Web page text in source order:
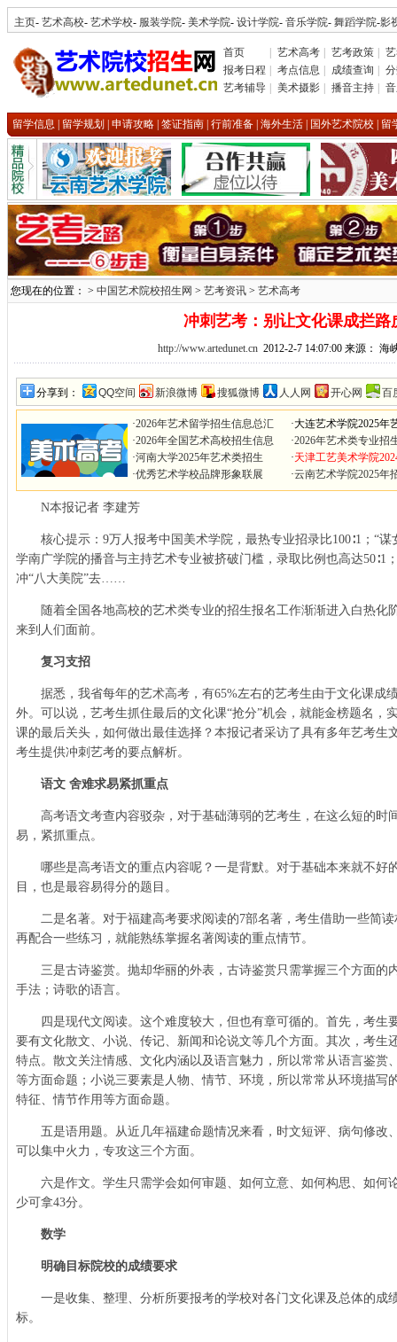
主页- 艺术高校- 艺术学校- 服装学院- 美术学院- 设计学院- 音乐学院- 舞蹈学院-影
首页 艺术高考 艺考政策
报考日程
考点信息 成绩查询
艺考辅导
美术摄影 播音主持
留学信息 留学规划 申请攻略 签证指南 行前准备 海外生活 国外艺术院校 留
您现在的位置： > 中国艺术院校招生网 > 艺考资讯 > 艺术高考
冲刺艺考：别让文化课成拦路
http://www.artedunet.cn 2012-2-7 14:07:00 来源： 海
分享到： QQ空间 新浪微博 搜狐微博 人人网 开心网 百
·2026年艺术留学招生信息总汇
·2026年全国艺术高校招生信息
·河南大学2025年艺术类招生
·优秀艺术学校品牌形象联展
·大连艺术学院2025年
·2026年艺术类专业招
·天津工艺美术学院
·云南艺术学院2025年
N本报记者 李建芳
核心提示：9万人报考中国美术学院，最热专业招录比100∶1；“谋
学南广学院的播音与主持艺术专业被挤破门槛，录取比例也高达50∶1
冲“八大美院”去……
随着全国各地高校的艺术类专业的招生报名工作渐渐进入白热化
来到人们面前。
复习支招
据悉，我省每年的艺术高考，有65%左右的艺考生由于文化课成
外。可以说，艺考生抓住最后的文化课“抢分”机会，就能金榜题名，
课的最后关头，如何做出最佳选择？本报记者采访了具有多年艺考生
考生提供冲刺艺考的要点解析。
语文 舍难求易紧抓重点
高考语文考查内容驳杂，对于基础薄弱的艺考生，在这么短的时
易，紧抓重点。
哪些是高考语文的重点内容呢？一是背默。对于基础本来就不好
目，也是最容易得分的题目。
二是名著。对于福建高考要求阅读的7部名著，考生借助一些简读
再配合一些练习，就能熟练掌握名著阅读的重点情节。
三是古诗鉴赏。抛却华丽的外表，古诗鉴赏只需掌握三个方面的
手法；诗歌的语言。
四是现代文阅读。这个难度较大，但也有章可循的。首先，考生
要有文化散文、小说、传记、新闻和论说文等几个方面。其次，考生
特点。散文关注情感、文化内涵以及语言魅力，所以常常从语言鉴赏
等方面命题；小说三要素是人物、情节、环境，所以常常从环境描写
特征、情节作用等方面命题。
五是语用题。从近几年福建命题情况来看，时文短评、病句修改
可以集中火力，专攻这三个方面。
六是作文。学生只需学会如何审题、如何立意、如何构思、如何
少可拿43分。
数学
明确目标院校的成绩要求
一是收集、整理、分析所要报考的学校对各门文化课及总体的成
标。